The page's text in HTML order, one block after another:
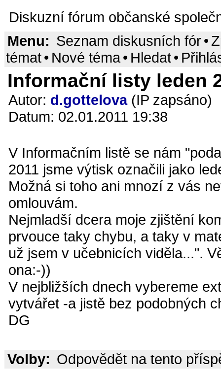
Diskuzní fórum občanské
Menu: Seznam diskusních fór•
témat• Nové téma• Hledat•
Informační listy leden
Autor: d.gottelova(IP zapsáno)
Datum: 02.01.2011 19:38
V Informačním listě se nám
2011 jsme výtisk označili jako
Možná si toho ani mnozí z vás
omlouvám.
Nejmladší dcera moje zjištění
prvouce taky chybu, a taky v
už jsem v učebnicích viděla...".
ona:-))
V nejbližších dnech vybereme
vytvářet -a jistě bez podobných
DG
Volby: Odpovědět na tento